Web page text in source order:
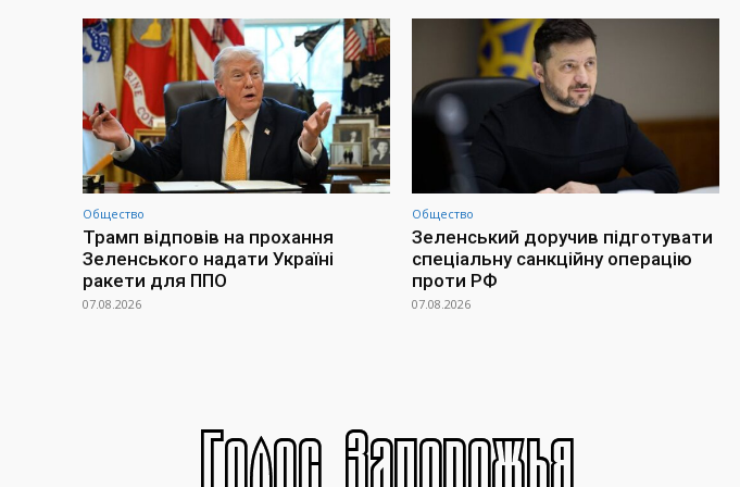
Общество
Трамп відповів на прохання
Зеленського надати Україні
ракети для ППО
07.08.2026
Общество
Зеленський доручив підготувати
спеціальну санкційну операцію
проти РФ
07.08.2026